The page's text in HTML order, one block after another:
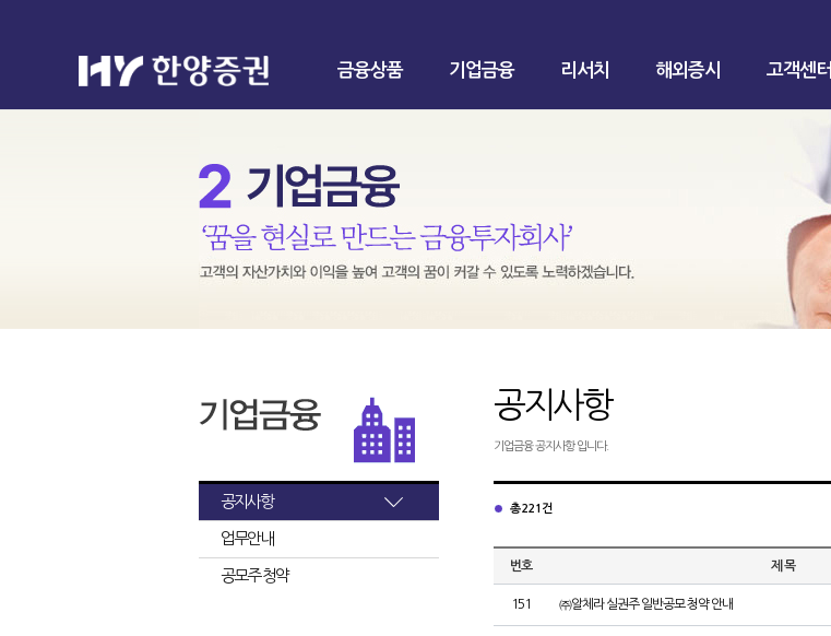
금융상품 기업금융 리서치 해외증시 고객센터
공지사항
업무안내
공모주 청약
공지사항
기업금융 공지사항 입니다.
총 221건
번호 제 목
151 ㈜알체라 실권주 일반공모 청약 안내